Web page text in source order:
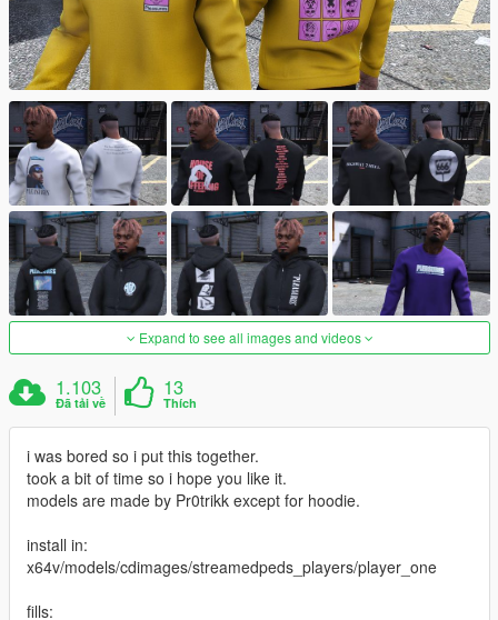
Expand to see all images and videos
1.103
Đã tải về
13
Thích
i was bored so i put this together.
took a bit of time so i hope you like it.
models are made by Pr0trikk except for hoodie.
install in:
x64v/models/cdimages/streamedpeds_players/player_one
fills: